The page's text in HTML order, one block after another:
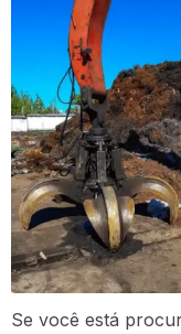
Se você está